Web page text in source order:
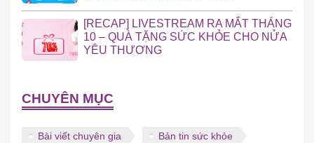
[RECAP] LIVESTREAM RA MẮT THÁNG
10 – QUÀ TẶNG SỨC KHỎE CHO NỬA
YÊU THƯƠNG
CHUYÊN MỤC
Bài viết chuyên gia Bản tin sức khỏe